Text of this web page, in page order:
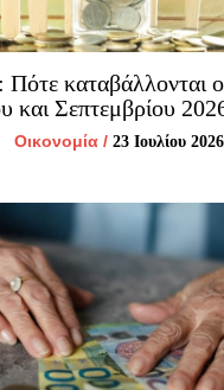
Πότε καταβάλλονται
και Σεπτεμβρίου
Οικονομία/ 23 Ιουλίου 2026